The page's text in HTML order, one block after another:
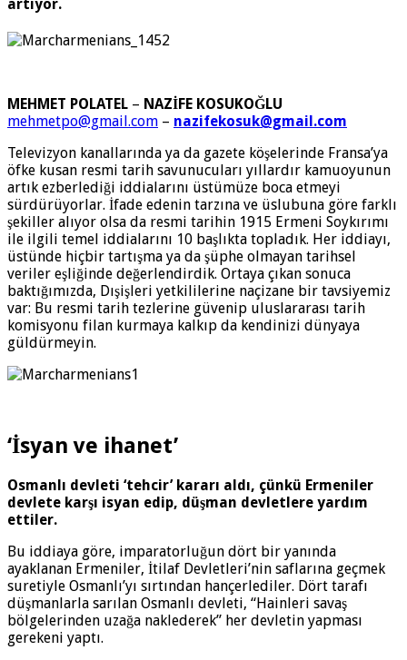
artıyor.
MEHMET POLATEL – NAZİFE KOSUKOĞLU
mehmetpo@gmail.com – nazifekosuk@gmail.com
Televizyon kanallarında ya da gazete köşelerinde Fransa’ya
öfke kusan resmi tarih savunucuları yıllardır kamuoyunun
artık ezberlediği iddialarını üstümüze boca etmeyi
sürdürüyorlar. İfade edenin tarzına ve üslubuna göre farklı
şekiller alıyor olsa da resmi tarihin 1915 Ermeni Soykırımı
ile ilgili temel iddialarını 10 başlıkta topladık. Her iddiayı,
üstünde hiçbir tartışma ya da şüphe olmayan tarihsel
veriler eşliğinde değerlendirdik. Ortaya çıkan sonuca
baktığımızda, Dışişleri yetkililerine naçizane bir tavsiyemiz
var: Bu resmi tarih tezlerine güvenip uluslararası tarih
komisyonu filan kurmaya kalkıp da kendinizi dünyaya
güldürmeyin.
‘İsyan ve ihanet’
Osmanlı devleti ‘tehcir’ kararı aldı, çünkü Ermeniler
devlete karşı isyan edip, düşman devletlere yardım
ettiler.
Bu iddiaya göre, imparatorluğun dört bir yanında
ayaklanan Ermeniler, İtilaf Devletleri’nin saflarına geçmek
suretiyle Osmanlı’yı sırtından hançerlediler. Dört tarafı
düşmanlarla sarılan Osmanlı devleti, “Hainleri savaş
bölgelerinden uzağa naklederek” her devletin yapması
gerekeni yaptı.